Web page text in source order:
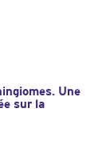
Une
sur la